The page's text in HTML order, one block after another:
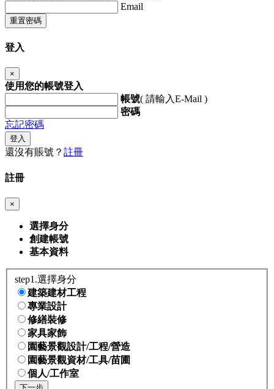
Email
重置密碼
登入
×
使用您的帳號登入
帳號( 請輸入E-Mail )
密碼
忘記密碼
登入
還沒有賬號？ 註冊
註冊
×
選擇身分
創建帳號
基本資料
step1.選擇身分
建築建材工程
專業設計
修繕裝修
家具家飾
園藝景觀設計/工程/營造
園藝景觀資材/工具/苗圃
個人/工作室